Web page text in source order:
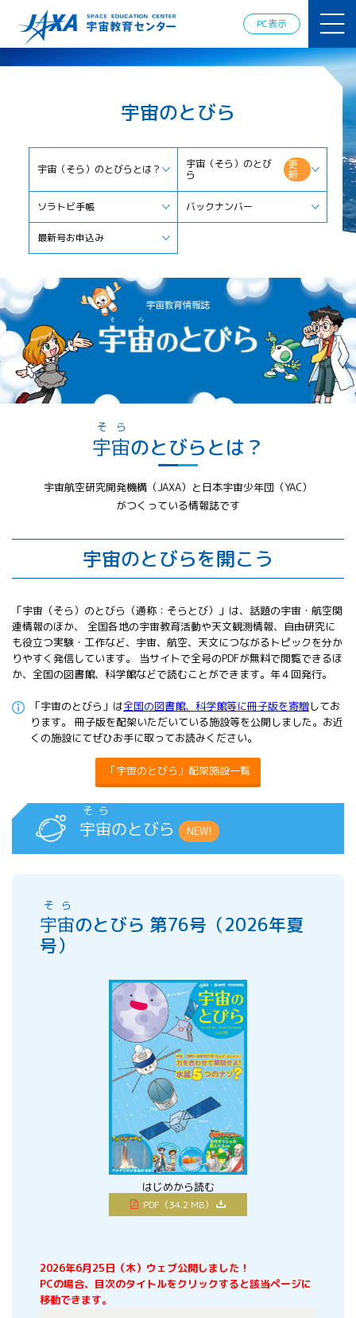
PC表示
ミー
ロスペース
情報の発
宇宙を活用
した教育実
践例
体験的学
習機会の
APRSAF（ア
ジア太平洋
関会議）宇
宙教育 for
教育 for All
会合
APRSAFポス
スト
APRSAF教員
ISEB（国際
宇宙教育会
議）
遣プログラ
ム
宇宙のとびら
宇宙（そら）のとびらとは？
宇宙（そら）のとび
ら
更
新
ソラトビ手帳 バックナンバー
最新号お申込み
宇宙
そら
のとびらとは？
宇宙航空研究開発機構（JAXA）と日本宇宙少年団（YAC）
がつくっている情報誌です
宇宙のとびらを開こう
「宇宙（そら）のとびら（通称：そらとび）」は、話題の宇宙・航空関
連情報のほか、 全国各地の宇宙教育活動や天文観測情報、自由研究に
も役立つ実験・工作など、宇宙、航空、天文につながるトピックを分か
りやすく発信しています。 当サイトで全号のPDFが無料で閲覧できるほ
か、全国の図書館、科学館などで読むことができます。年４回発行。
「宇宙のとびら」は全国の図書館、科学館等に冊子版を寄贈してお
ります。 冊子版を配架いただいている施設等を公開しました。お近
くの施設にてぜひお手に取ってお読みください。
「宇宙のとびら」配架施設一覧
宇宙
そら
のとびら NEW!
宇宙
そら
のとびら 第76号（2026年夏
号）
はじめから読む
PDF（34.2 MB）
2026年6月25日（木）ウェブ公開しました！
PCの場合、目次のタイトルをクリックすると該当ページに
移動できます。